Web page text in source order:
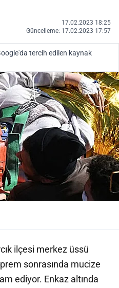
17.02.2023 18:25
Güncelleme: 17.02.2023 17:57
tercih edilen kaynak
ilçesi merkez üssü
sonrasında mucize
ediyor. Enkaz altında